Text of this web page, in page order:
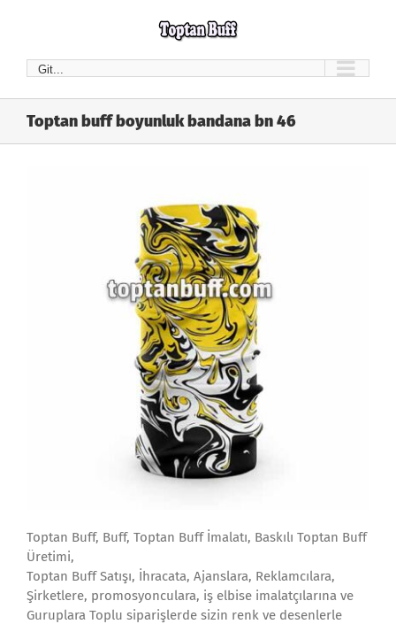
Git...
Toptan buff boyunluk bandana bn 46
Toptan Buff, Buff, Toptan Buff İmalatı, Baskılı Toptan Buff
Üretimi,
Toptan Buff Satışı, İhracata, Ajanslara, Reklamcılara,
Şirketlere, promosyonculara, iş elbise imalatçılarına ve
Guruplara Toplu siparişlerde sizin renk ve desenlerle